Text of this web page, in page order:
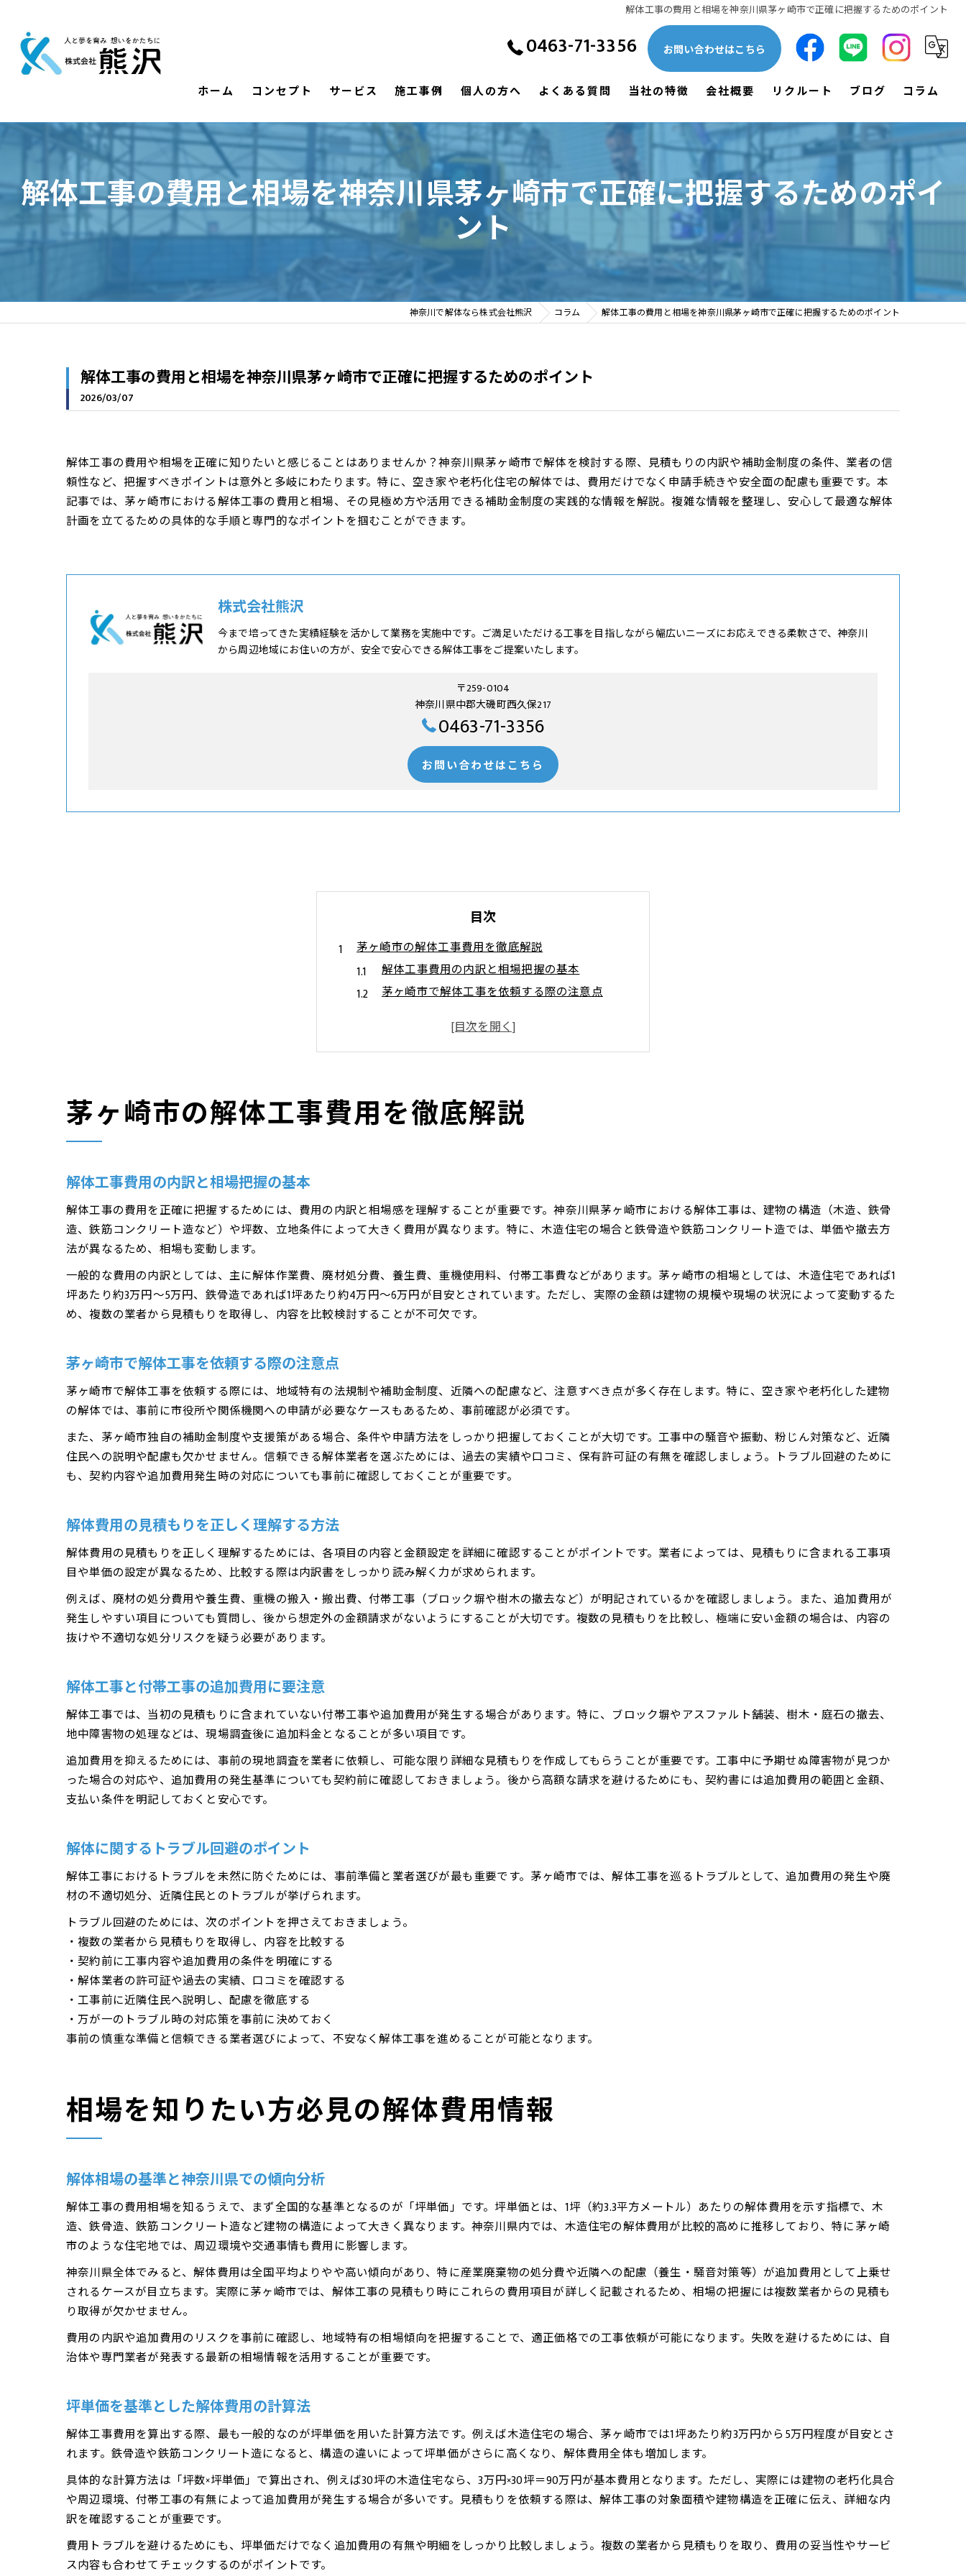
解体工事の費用と相場を神奈川県茅ヶ崎市で正確に把握するためのポイント
0463-71-3356 お問い合わせはこちら
ホーム コンセプト サービス 施工事例 個人の方へ よくある質問 当社の特徴
鉄骨
土木
会社概要
漫画特集
リクルート ブログ コラム
解体工事の費用と相場を神奈川県茅ヶ崎市で正確に把握するためのポイ
ント
神奈川で解体なら株式会社熊沢 コラム 解体工事の費用と相場を神奈川県茅ヶ崎市で正確に把握するためのポイント
解体工事の費用と相場を神奈川県茅ヶ崎市で正確に把握するためのポイント
2026/03/07
解体工事の費用や相場を正確に知りたいと感じることはありませんか？神奈川県茅ヶ崎市で解体を検討する際、見積もりの内訳や補助金制度の条件、業者の信
頼性など、把握すべきポイントは意外と多岐にわたります。特に、空き家や老朽化住宅の解体では、費用だけでなく申請手続きや安全面の配慮も重要です。本
記事では、茅ヶ崎市における解体工事の費用と相場、その見極め方や活用できる補助金制度の実践的な情報を解説。複雑な情報を整理し、安心して最適な解体
計画を立てるための具体的な手順と専門的なポイントを掴むことができます。
株式会社熊沢
今まで培ってきた実績経験を活かして業務を実施中です。ご満足いただける工事を目指しながら幅広いニーズにお応えできる柔軟さで、神奈川
から周辺地域にお住いの方が、安全で安心できる解体工事をご提案いたします。
〒259-0104
神奈川県中郡大磯町西久保217
0463-71-3356
お問い合わせはこちら
目次
茅ヶ崎市の解体工事費用を徹底解説
解体工事費用の内訳と相場把握の基本
茅ヶ崎市で解体工事を依頼する際の注意点
解体工事と付帯工事の追加費用に要注意
解体に関するトラブル回避のポイント
解体相場の基準と神奈川県での傾向分析
坪単価を基準とした解体費用の計算法
木造住宅ならではの解体相場を考察
木造住宅の解体費用相場と価格変動の要因
木造住宅の解体で追加費用が発生する場合
解体業者ごとの費用差と選び方のコツ
構造ごとに異なる解体工事のポイント
解体費用補助金の申請条件と必要書類とは
茅ヶ崎市で解体補助金を最大限活用する方法
補助金申請のよくあるミスと注意点
補助金制度を利用した費用削減の流れ
見積もり比較で分かる解体費用の違い
安すぎる解体費用のリスクと注意点
信頼できる解体業者の選び方ガイド
比較ポイントを押さえて追加費用を防ぐ
申請手続きから見る補助金活用法
解体工事費用補助を確実に受け取る方法
申請ミスを避けるためのチェックポイント
茅ヶ崎市の解体工事費用を徹底解説
解体工事費用の内訳と相場把握の基本
解体工事の費用を正確に把握するためには、費用の内訳と相場感を理解することが重要です。神奈川県茅ヶ崎市における解体工事は、建物の構造（木造、鉄骨
造、鉄筋コンクリート造など）や坪数、立地条件によって大きく費用が異なります。特に、木造住宅の場合と鉄骨造や鉄筋コンクリート造では、単価や撤去方
法が異なるため、相場も変動します。
一般的な費用の内訳としては、主に解体作業費、廃材処分費、養生費、重機使用料、付帯工事費などがあります。茅ヶ崎市の相場としては、木造住宅であれば1
坪あたり約3万円〜5万円、鉄骨造であれば1坪あたり約4万円〜6万円が目安とされています。ただし、実際の金額は建物の規模や現場の状況によって変動するた
め、複数の業者から見積もりを取得し、内容を比較検討することが不可欠です。
茅ヶ崎市で解体工事を依頼する際の注意点
茅ヶ崎市で解体工事を依頼する際には、地域特有の法規制や補助金制度、近隣への配慮など、注意すべき点が多く存在します。特に、空き家や老朽化した建物
の解体では、事前に市役所や関係機関への申請が必要なケースもあるため、事前確認が必須です。
また、茅ヶ崎市独自の補助金制度や支援策がある場合、条件や申請方法をしっかり把握しておくことが大切です。工事中の騒音や振動、粉じん対策など、近隣
住民への説明や配慮も欠かせません。信頼できる解体業者を選ぶためには、過去の実績や口コミ、保有許可証の有無を確認しましょう。トラブル回避のために
も、契約内容や追加費用発生時の対応についても事前に確認しておくことが重要です。
解体費用の見積もりを正しく理解する方法
解体費用の見積もりを正しく理解するためには、各項目の内容と金額設定を詳細に確認することがポイントです。業者によっては、見積もりに含まれる工事項
目や単価の設定が異なるため、比較する際は内訳書をしっかり読み解く力が求められます。
例えば、廃材の処分費用や養生費、重機の搬入・搬出費、付帯工事（ブロック塀や樹木の撤去など）が明記されているかを確認しましょう。また、追加費用が
発生しやすい項目についても質問し、後から想定外の金額請求がないようにすることが大切です。複数の見積もりを比較し、極端に安い金額の場合は、内容の
抜けや不適切な処分リスクを疑う必要があります。
解体工事と付帯工事の追加費用に要注意
解体工事では、当初の見積もりに含まれていない付帯工事や追加費用が発生する場合があります。特に、ブロック塀やアスファルト舗装、樹木・庭石の撤去、
地中障害物の処理などは、現場調査後に追加料金となることが多い項目です。
追加費用を抑えるためには、事前の現地調査を業者に依頼し、可能な限り詳細な見積もりを作成してもらうことが重要です。工事中に予期せぬ障害物が見つか
った場合の対応や、追加費用の発生基準についても契約前に確認しておきましょう。後から高額な請求を避けるためにも、契約書には追加費用の範囲と金額、
支払い条件を明記しておくと安心です。
解体に関するトラブル回避のポイント
解体工事におけるトラブルを未然に防ぐためには、事前準備と業者選びが最も重要です。茅ヶ崎市では、解体工事を巡るトラブルとして、追加費用の発生や廃
材の不適切処分、近隣住民とのトラブルが挙げられます。
トラブル回避のためには、次のポイントを押さえておきましょう。
・複数の業者から見積もりを取得し、内容を比較する
・契約前に工事内容や追加費用の条件を明確にする
・解体業者の許可証や過去の実績、口コミを確認する
・工事前に近隣住民へ説明し、配慮を徹底する
・万が一のトラブル時の対応策を事前に決めておく
事前の慎重な準備と信頼できる業者選びによって、不安なく解体工事を進めることが可能となります。
相場を知りたい方必見の解体費用情報
解体相場の基準と神奈川県での傾向分析
解体工事の費用相場を知るうえで、まず全国的な基準となるのが「坪単価」です。坪単価とは、1坪（約3.3平方メートル）あたりの解体費用を示す指標で、木
造、鉄骨造、鉄筋コンクリート造など建物の構造によって大きく異なります。神奈川県内では、木造住宅の解体費用が比較的高めに推移しており、特に茅ヶ崎
市のような住宅地では、周辺環境や交通事情も費用に影響します。
神奈川県全体でみると、解体費用は全国平均よりやや高い傾向があり、特に産業廃棄物の処分費や近隣への配慮（養生・騒音対策等）が追加費用として上乗せ
されるケースが目立ちます。実際に茅ヶ崎市では、解体工事の見積もり時にこれらの費用項目が詳しく記載されるため、相場の把握には複数業者からの見積も
り取得が欠かせません。
費用の内訳や追加費用のリスクを事前に確認し、地域特有の相場傾向を把握することで、適正価格での工事依頼が可能になります。失敗を避けるためには、自
治体や専門業者が発表する最新の相場情報を活用することが重要です。
坪単価を基準とした解体費用の計算法
解体工事費用を算出する際、最も一般的なのが坪単価を用いた計算方法です。例えば木造住宅の場合、茅ヶ崎市では1坪あたり約3万円から5万円程度が目安とさ
れます。鉄骨造や鉄筋コンクリート造になると、構造の違いによって坪単価がさらに高くなり、解体費用全体も増加します。
具体的な計算方法は「坪数×坪単価」で算出され、例えば30坪の木造住宅なら、3万円×30坪＝90万円が基本費用となります。ただし、実際には建物の老朽化具合
や周辺環境、付帯工事の有無によって追加費用が発生する場合が多いです。見積もりを依頼する際は、解体工事の対象面積や建物構造を正確に伝え、詳細な内
訳を確認することが重要です。
費用トラブルを避けるためにも、坪単価だけでなく追加費用の有無や明細をしっかり比較しましょう。複数の業者から見積もりを取り、費用の妥当性やサービ
ス内容も合わせてチェックするのがポイントです。